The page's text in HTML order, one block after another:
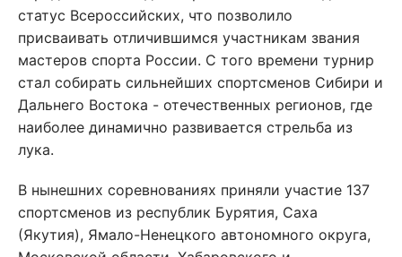
статус Всероссийских, что позволило
присваивать отличившимся участникам звания
мастеров спорта России. С того времени турнир
стал собирать сильнейших спортсменов Сибири и
Дальнего Востока - отечественных регионов, где
наиболее динамично развивается стрельба из
лука.
В нынешних соревнованиях приняли участие 137
спортсменов из республик Бурятия, Саха
(Якутия), Ямало-Ненецкого автономного округа,